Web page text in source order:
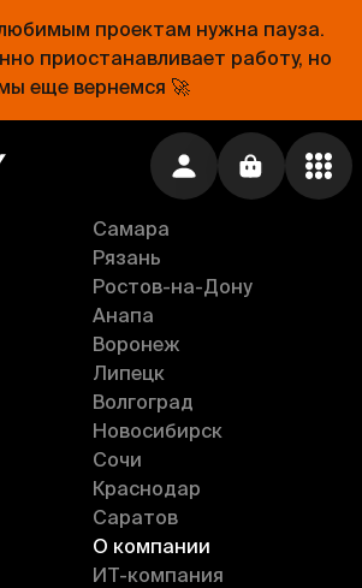
проектам нужна пауза.
приостанавливает работу, но
еще вернемся 🚀
Уфа
Тюмень
Белгород
Москва
Нижний Новгород
Самара
Рязань
Ростов-на-Дону
Анапа
Воронеж
Липецк
Волгоград
Новосибирск
Сочи
Краснодар
Саратов
О компании
ИT-компания